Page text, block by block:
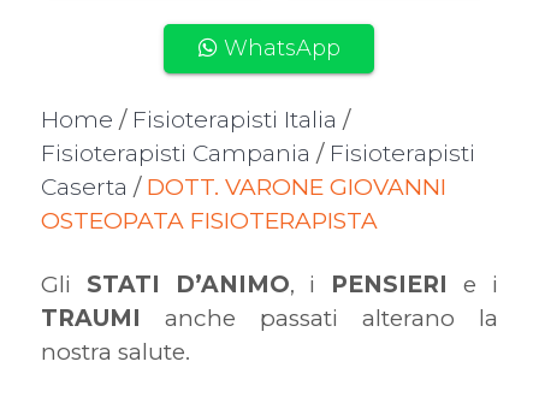
WhatsApp
Home / Fisioterapisti Italia /
Fisioterapisti Campania / Fisioterapisti
Caserta / DOTT. VARONE GIOVANNI
OSTEOPATA FISIOTERAPISTA
Gli STATI D’ANIMO, i PENSIERIe i
TRAUMI anche passati alterano la
nostra salute.